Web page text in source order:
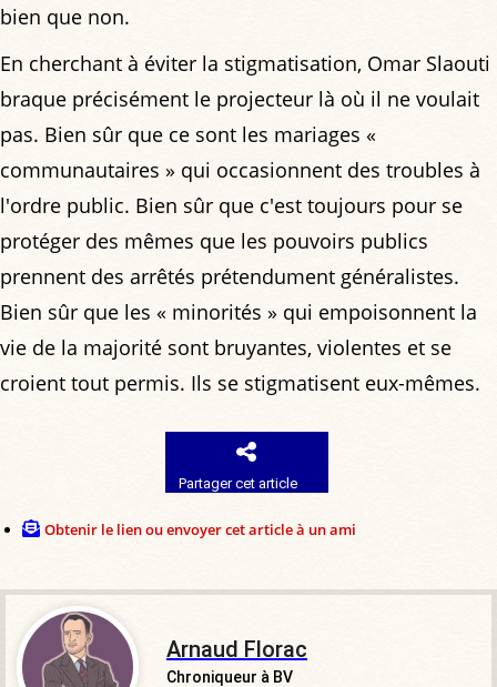
bien que non.
En cherchant à éviter la stigmatisation, Omar Slaouti
braque précisément le projecteur là où il ne voulait
pas. Bien sûr que ce sont les mariages «
communautaires » qui occasionnent des troubles à
l'ordre public. Bien sûr que c'est toujours pour se
protéger des mêmes que les pouvoirs publics
prennent des arrêtés prétendument généralistes.
Bien sûr que les « minorités » qui empoisonnent la
vie de la majorité sont bruyantes, violentes et se
croient tout permis. Ils se stigmatisent eux-mêmes.
Partager cet article
Obtenir le lien ou envoyer cet article à un ami
Arnaud Florac
Chroniqueur à BV